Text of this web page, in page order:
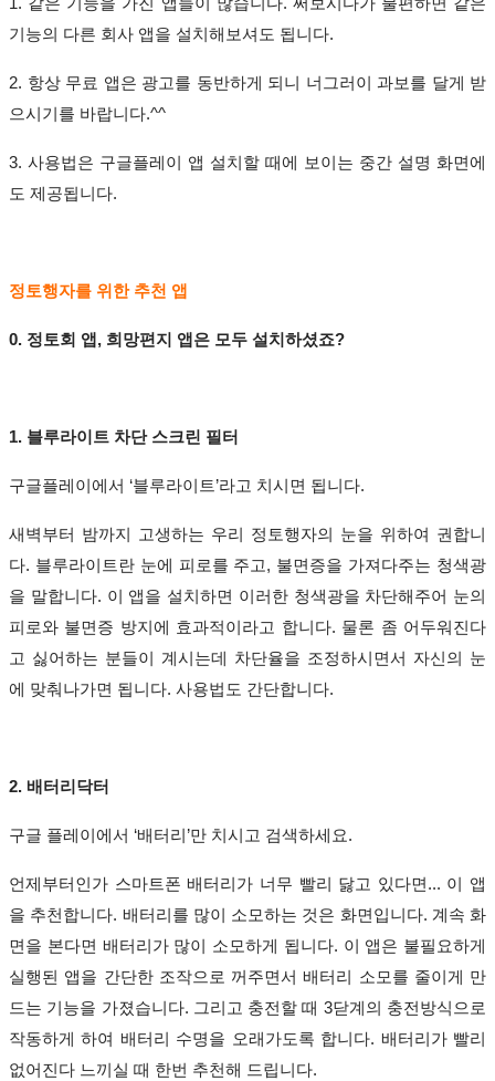
기능의 다른 회사 앱을 설치해보셔도 됩니다.
2. 항상 무료 앱은 광고를 동반하게 되니 너그러이 과보를 달게 받
으시기를 바랍니다.^^
3. 사용법은 구글플레이 앱 설치할 때에 보이는 중간 설명 화면에
도 제공됩니다.
정토행자를 위한 추천 앱
0. 정토회 앱 , 희망편지 앱은 모두 설치하셨죠?
1. 블루라이트 차단 스크린 필터
구글플레이에서 ‘블루라이트’라고 치시면 됩니다.
새벽부터 밤까지 고생하는 우리 정토행자의 눈을 위하여 권합니
다. 블루라이트란 눈에 피로를 주고, 불면증을 가져다주는 청색광
을 말합니다. 이 앱을 설치하면 이러한 청색광을 차단해주어 눈의
피로와 불면증 방지에 효과적이라고 합니다. 물론 좀 어두워진다
고 싫어하는 분들이 계시는데 차단율을 조정하시면서 자신의 눈
에 맞춰나가면 됩니다. 사용법도 간단합니다.
2. 배터리닥터
구글 플레이에서 ‘배터리 ’만 치시고 검색하세요.
언제부터인가 스마트폰 배터리가 너무 빨리 닳고 있다면 ... 이 앱
을 추천합니다. 배터리를 많이 소모하는 것은 화면입니다. 계속 화
면을 본다면 배터리가 많이 소모하게 됩니다. 이 앱은 불필요하게
실행된 앱을 간단한 조작으로 꺼주면서 배터리 소모를 줄이게 만
드는 기능을 가졌습니다. 그리고 충전할 때 3닫계의 충전방식으로
작동하게 하여 배터리 수명을 오래가도록 합니다. 배터리가 빨리
없어진다 느끼실 때 한번 추천해 드립니다.